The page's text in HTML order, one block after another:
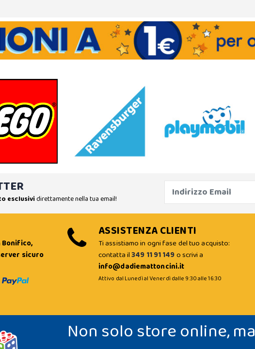
esclusividirettamente nella tua email!
Bonifico,
sicuro
ASSISTENZA CLIENTI
Ti assistiamo in ogni fase del tuo acquisto:
contatta il349 11 91 149o scrivi a
info@dadiemattoncini.it
Attivo dal Lunedì al Venerdì dalle 9:30 alle 16:30
Non solo store online, ma